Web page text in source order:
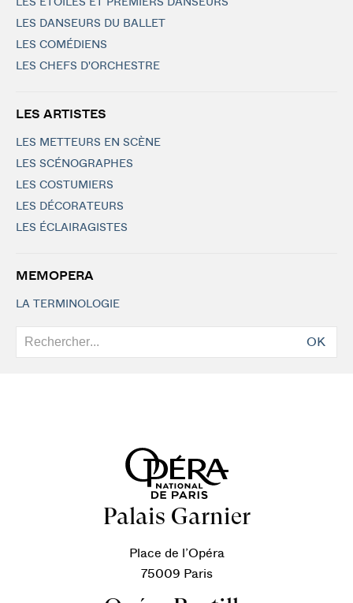
LES ETOILES ET PREMIERS DANSEURS
LES DANSEURS DU BALLET
LES COMÉDIENS
LES CHEFS D'ORCHESTRE
LES ARTISTES
LES METTEURS EN SCÈNE
LES SCÉNOGRAPHES
LES COSTUMIERS
LES DÉCORATEURS
LES ÉCLAIRAGISTES
MEMOPERA
LA TERMINOLOGIE
OK
Palais Garnier
Place de l’Opéra
75009 Paris